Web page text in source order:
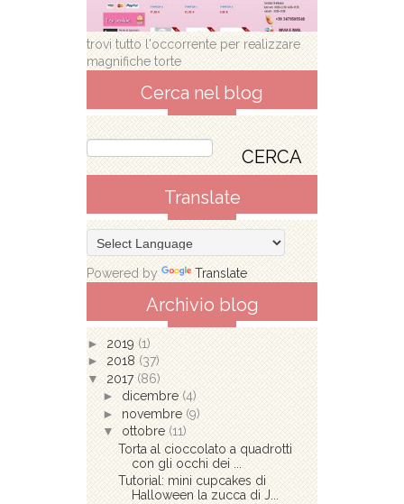
trovi tutto l'occorrente per realizzare
magnifiche torte
Cerca nel blog
Translate
Powered by Translate
Archivio blog
► 2019 (1)
► 2018 (37)
▼ 2017 (86)
► dicembre (4)
► novembre (9)
▼ ottobre (11)
Torta al cioccolato a quadrotti
con gli occhi dei ...
Tutorial: mini cupcakes di
Halloween la zucca di J...